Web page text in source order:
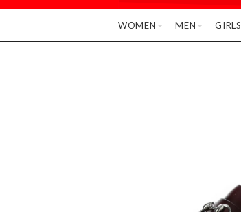
WOMEN MEN GIRLS